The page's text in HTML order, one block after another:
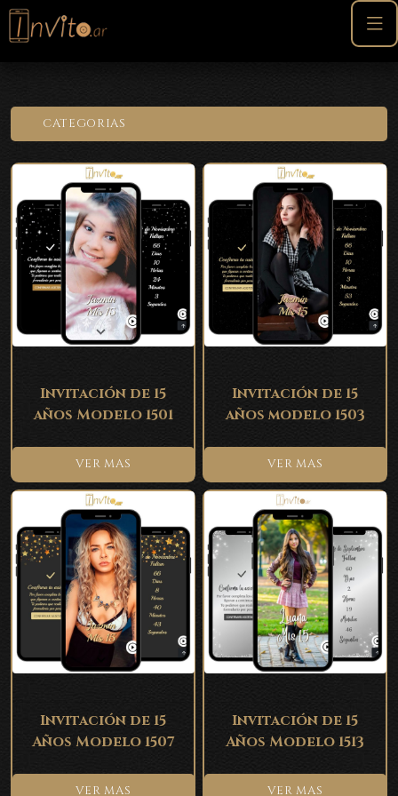
CATEGORIAS
Invitación de 15
años Modelo 1501
VER MAS
Invitación de 15
años modelo 1503
VER MAS
Invitación de 15
Años Modelo 1507
VER MAS
Invitación de 15
Años Modelo 1513
VER MAS